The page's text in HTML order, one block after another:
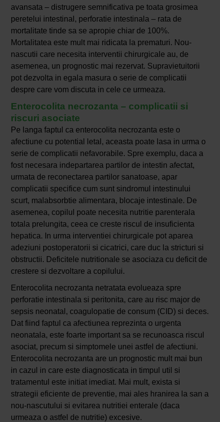
avansata – distrugere semnificativa pe toata grosimea
peretelui intestinal, perforatie intestinala – rata de
mortalitate tinde sa se apropie chiar de 100%.
Mortalitatea este mult mai ridicata la prematuri. Nou-
nascutii care necesita interventii chirurgicale au, de
asemenea, un prognostic mai rezervat. Supravietuitorii
pot dezvolta in egala masura o serie de complicatii
despre care vom discuta in cele ce urmeaza.
Enterocolita necrozanta – complicatii si
riscuri asociate
Pe langa faptul ca enterocolita necrozanta este o
afectiune cu potential letal, aceasta poate lasa in urma o
serie de complicatii nefavorabile. Spre exemplu, daca a
fost necesara indepartarea partilor de intestin afectat,
urmata de reconectarea partilor sanatoase, apar
complicatii specifice cum sunt sindromul intestinului
scurt, malabsorbtie alimentara, blocaje intestinale. De
asemenea, copilul poate necesita nutritie parenterala
totala prelungita, ceea ce creste riscul de insuficienta
hepatica. In urma interventiei chirurgicale pot aparea
adeziuni postoperatorii si cicatrici, care duc la stricturi si
obstructii. Deficitele nutritionale se asociaza cu deficit de
crestere si dezvoltare a copilului.
Enterocolita necrozanta netratata evolueaza spre
perforatie intestinala si peritonita, care au risc major de
sepsis neonatal, coagulopatie de consum (CID) si deces.
Dat fiind faptul ca afectiunea reprezinta o urgenta
neonatala, este foarte important sa se recunoasca riscul
asociat, precum si simptomele unei astfel de afectiuni.
Enterocolita necrozanta are un prognostic mult mai bun
in cazul in care este diagnosticata in timpul util si
tratamentul este initiat imediat. Mai mult, exista si
strategii eficiente de preventie, mai ales hranirea la san a
nou-nascutului si evitarea nutritiei enterale (daca
urmeaza o astfel de nutritie) excesive.